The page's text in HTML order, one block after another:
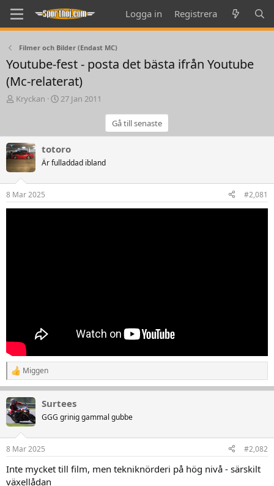
Logga in Registrera
Filmer och Bilder (Endast MC)
Youtube-fest - posta det bästa ifrån Youtube
(Mc-relaterat)
T
a
d
s
t
a
r
t
Kryckan
S
d
a
e
27 Jan 2011
Gå till senaste
totoro
Är fulladdad ibland
8 Mar 2025 #2,081
R
e
k
t
i
e
:
Miggen
Surtees
GGG grinig gammal gubbe
8 Mar 2025 #2,082
Inte mycket till film, men tekniknörderi på hög nivå - särskilt
växellådan